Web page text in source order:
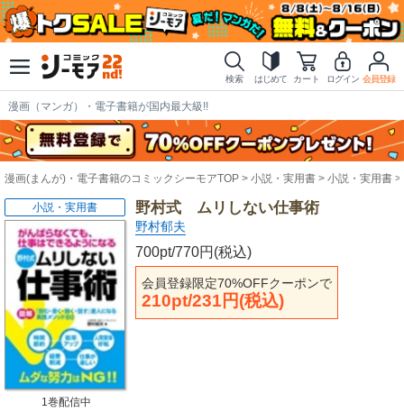
検索 はじめて カート ログイン 会員登録
漫画（マンガ）・電子書籍が国内最大級!!
漫画(まんが)・電子書籍のコミックシーモアTOP 小説・実用書 小説・実用書
野村式 ムリしない仕事術
野村郁夫
700pt/770円(税込)
会員登録限定70%OFFクーポンで
210pt/231円(税込)
小説・実用書
1巻配信中